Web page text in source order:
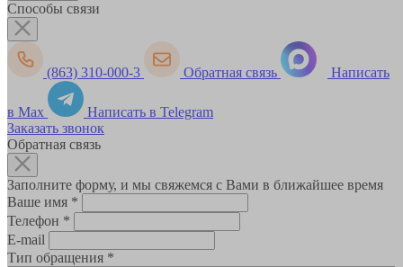
Способы связи
(863) 310-000-3 Обратная связь Написать
в Max
Написать в Telegram
Заказать звонок
Обратная связь
Заполните форму, и мы свяжемся с Вами в ближайшее время
Ваше имя *
Телефон *
E-mail
Тип обращения *